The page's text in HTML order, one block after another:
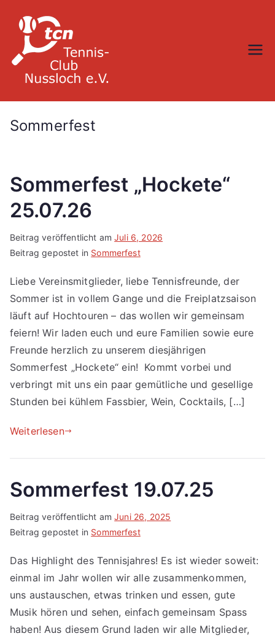
Inhalt
springen
Sommerfest
Sommerfest „Hockete“
25.07.26
Beitrag veröffentlicht amJuli 6, 2026
Beitrag gepostet in Sommerfest
Liebe Vereinsmitglieder, liebe Tennisfreunde, der
Sommer ist in vollem Gange und die Freiplatzsaison
läuft auf Hochtouren – das wollen wir gemeinsam
feiern! Wir laden euch und eure Familien sowie eure
Freunde herzlich zu unserem diesjährigen
Sommerfest „Hockete“ ein! Kommt vorbei und
verbringt mit uns ein paar gemütliche und gesellige
Stunden bei kühlem Fassbier, Wein, Cocktails, […]
Weiterlesen
Sommerfest 19.07.25
Beitrag veröffentlicht amJuni 26, 2025
Beitrag gepostet in Sommerfest
Das Highlight des Tennisjahres! Es ist wieder soweit:
einmal im Jahr wollen wir alle zusammenkommen,
uns austauschen, etwas trinken und essen, gute
Musik hören und sehen, einfach gemeinsam Spass
haben! Aus diesem Grund laden wir alle Mitglieder,